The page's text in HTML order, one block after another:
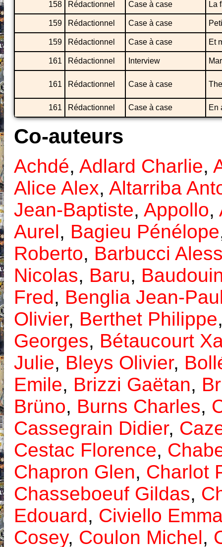
158 Rédactionnel Case à case La
159 Rédactionnel Case à case
159 Rédactionnel Case à case Et
161 Rédactionnel Interview
161 Rédactionnel Case à case
161 Rédactionnel Case à case En
Co-auteurs
Achdé, Adlard Charlie,
Alice Alex, Altarriba
Jean-Baptiste, Appollo,
Aurel, Bagieu Pénélope
Roberto, Barbucci
Nicolas, Baru,
Fred, Benglia Jean-
Olivier, Berthet Philippe
Georges, Bétaucourt
Julie, Bleys Olivier,
Emile, Brizzi Gaëtan,
Brüno, Burns Charles,
Cassegrain Didier,
Cestac Florence,
Chapron Glen, Charlot
Chasseboeuf Gildas,
Edouard, Civiello
Cosey, Coulon Michel,